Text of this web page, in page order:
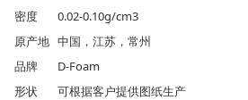
密度
0.02-0.10g/cm3
原产地 中国，江苏，常州
品牌
D-Foam
形状
可根据客户提供图纸生产